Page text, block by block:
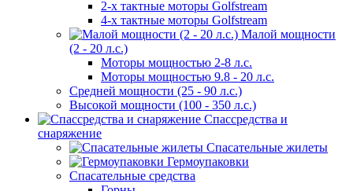
2-х тактные моторы Golfstream
4-х тактные моторы Golfstream
Малой мощности
(2 - 20 л.с.)
Моторы мощностью 2-8 л.с.
Моторы мощностью 9.8 - 20 л.с.
Средней мощности (25 - 90 л.с.)
Высокой мощности (100 - 350 л.с.)
Спассредства и
снаряжение
Спасательные жилеты
Гермоупаковки
Спасательные средства